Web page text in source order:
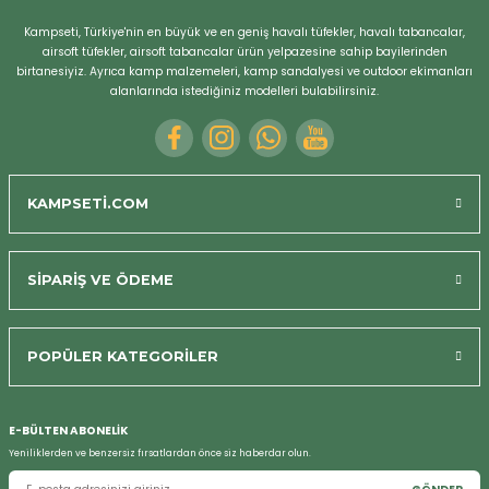
kamp ve piknik için uygun
Kamp ve piknik için harika bir set! Sandalyelerin rahatlığı ve masa
mükemmel
sağlıyor, sandalyeler rahat ve masa oldukça pratik.
M... D... | 23/12/2024
Yorum Yaz
Kampseti, Türkiye'nin en büyük ve en geniş havalı tüfekler, havalı tabancalar,
airsoft tüfekler, airsoft tabancalar ürün yelpazesine sahip bayilerinden
birtanesiyiz. Ayrıca kamp malzemeleri, kamp sandalyesi ve outdoor ekimanları
alanlarında istediğiniz modelleri bulabilirsiniz.
KAMPSETİ.COM
SİPARİŞ VE ÖDEME
POPÜLER KATEGORİLER
E-BÜLTEN ABONELİK
Yeniliklerden ve benzersiz fırsatlardan önce siz haberdar olun.
Bizi Arayın